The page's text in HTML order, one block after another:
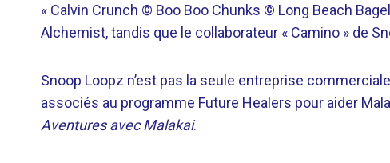
« Calvin Crunch © Boo Boo Chunks © Long Beach
Alchemist, tandis que le collaborateur « Camino » de
Snoop Loopz n’est pas la seule entreprise
associés au programme Future Healers pour aider
Aventures avec Malakai.